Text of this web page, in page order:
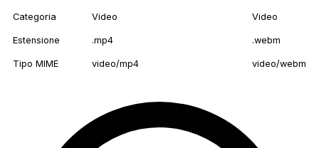
Categoria Video Video
Estensione .mp4 .webm
Tipo MIME video/mp4 video/webm